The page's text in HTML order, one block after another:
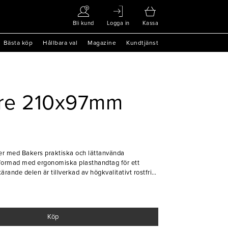
Bli kund Logga in Kassa
Bästa köp Hållbara val Magazine Kundtjänst
210x97mm
med Bakers praktiska och lättanvända
med ergonomiska plasthandtag för ett
delen är tillverkad av högkvalitativt rostfritt
Köp